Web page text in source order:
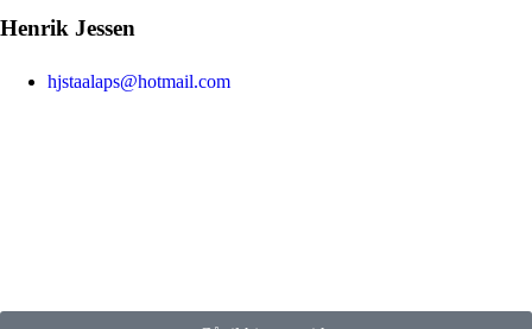
Henrik Jessen
hjstaalaps@hotmail.com